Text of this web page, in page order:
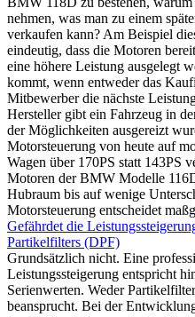
nehmen, was man zu einem
verkaufen kann? Am Beispiel
eindeutig, dass die Motoren
eine höhere Leistung ausgelegt
kommt, wenn entweder das
Mitbewerber die nächste
Hersteller gibt ein Fahrzeug in
der Möglichkeiten ausgereizt
Motorsteuerung von heute auf
Wagen über 170PS statt 143PS
Motoren der BMW Modelle
Hubraum bis auf wenige
Motorsteuerung entscheidet
Gefährdet die
Partikelfilters (DPF)
Grundsätzlich nicht. Eine
Leistungssteigerung entspricht
Serienwerten. Weder
beansprucht. Bei der